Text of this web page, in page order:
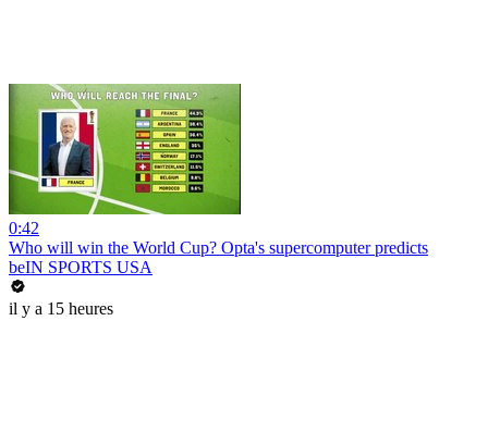
0:42
Who will win the World Cup? Opta's supercomputer predicts
beIN SPORTS USA
il y a 15 heures